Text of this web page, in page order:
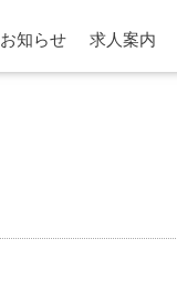
お知らせ 求人案内